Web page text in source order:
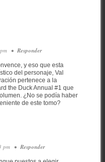
• Responder
y eso que esta
del personaje, Val
pertenece a la
the Duck Annual #1 que
¿No se podía haber
de este tomo?
pm • Responder